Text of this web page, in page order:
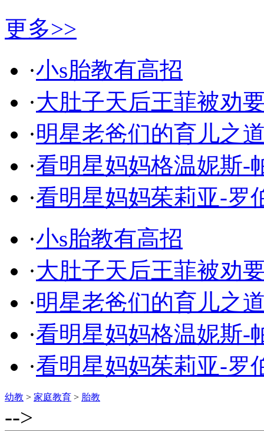
更多>>
·小s胎教有高招
·大肚子天后王菲被劝
·明星老爸们的育儿之
·看明星妈妈格温妮斯-
·看明星妈妈茱莉亚-罗
·小s胎教有高招
·大肚子天后王菲被劝
·明星老爸们的育儿之
·看明星妈妈格温妮斯-
·看明星妈妈茱莉亚-罗
幼教 > 家庭教育 > 胎教
-->